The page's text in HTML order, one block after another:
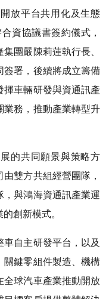
放平台共用化及生態
資協議書簽約儀式，
團嚴陳莉蓮執行長、
簽署，後續將成立籌備
揮車輛研發與資通訊產
業務，推動產業轉型升
的共同願景與策略方
雙方共組經營團隊，
，與鴻海資通訊產業運
創新模式。
自主研發平台，以及
關鍵零組件製造、機構
全球汽車產業推動開放